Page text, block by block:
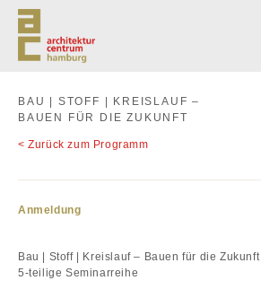
BAU | STOFF | KREISLAUF –
BAUEN FÜR DIE ZUKUNFT
Zurück zum Programm
Anmeldung
Bau | Stoff | Kreislauf – Bauen für die Zukunft
5-teilige Seminarreihe